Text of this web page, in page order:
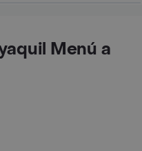
Menú a